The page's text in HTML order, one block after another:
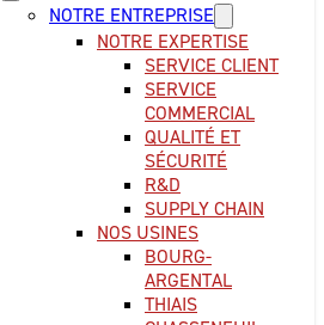
NOTRE ENTREPRISE
NOTRE EXPERTISE
SERVICE CLIENT
SERVICE
COMMERCIAL
QUALITÉ ET
SÉCURITÉ
R&D
SUPPLY CHAIN
NOS USINES
BOURG-
ARGENTAL
THIAIS